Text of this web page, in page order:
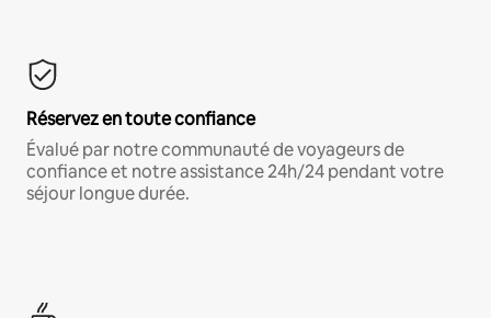
Réservez en toute confiance
Évalué par notre communauté de voyageurs de
confiance et notre assistance 24h/24 pendant votre
séjour longue durée.